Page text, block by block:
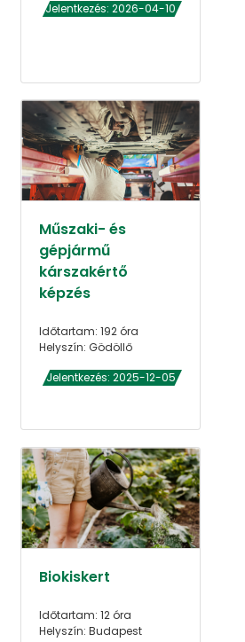
Jelentkezés: 2026-04-10
Műszaki- és
gépjármű
kárszakértő
képzés
Időtartam: 192 óra
Helyszín: Gödöllő
Jelentkezés: 2025-12-05
Biokiskert
Időtartam: 12 óra
Helyszín: Budapest